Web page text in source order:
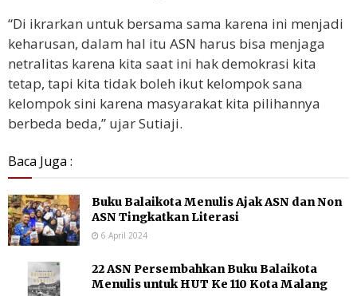
“Di ikrarkan untuk bersama sama karena ini menjadi
keharusan, dalam hal itu ASN harus bisa menjaga
netralitas karena kita saat ini hak demokrasi kita
tetap, tapi kita tidak boleh ikut kelompok sana
kelompok sini karena masyarakat kita pilihannya
berbeda beda,” ujar Sutiaji.
Baca Juga :
Buku Balaikota Menulis Ajak ASN dan Non
ASN Tingkatkan Literasi
6 April 2024
22 ASN Persembahkan Buku Balaikota
Menulis untuk HUT Ke 110 Kota Malang